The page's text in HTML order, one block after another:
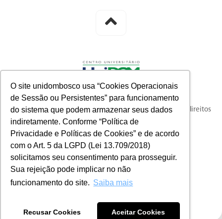
O site unidombosco usa “Cookies Operacionais
de Sessão ou Persistentes” para funcionamento
do sistema que podem armazenar seus dados
indiretamente. Conforme “Política de
Privacidade e Políticas de Cookies” e de acordo
com o Art. 5 da LGPD (Lei 13.709/2018)
solicitamos seu consentimento para prosseguir.
Sua rejeição pode implicar no não
funcionamento do site. Saiba mais
Recusar Cookies Aceitar Cookies
© 2023 knysna full-funnel customer acquisition. Todos os direitos
reservados.